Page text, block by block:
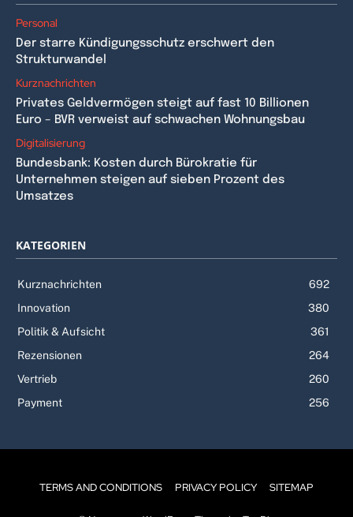
Personal
Der starre Kündigungsschutz erschwert den
Strukturwandel
Kurznachrichten
Privates Geldvermögen steigt auf fast 10 Billionen
Euro – BVR verweist auf schwachen Wohnungsbau
Digitalisierung
Bundesbank: Kosten durch Bürokratie für
Unternehmen steigen auf sieben Prozent des
Umsatzes
KATEGORIEN
Kurznachrichten
692
Innovation
380
Politik & Aufsicht
361
Rezensionen
264
Vertrieb
260
Payment
256
TERMS AND CONDITIONS PRIVACY POLICY SITEMAP